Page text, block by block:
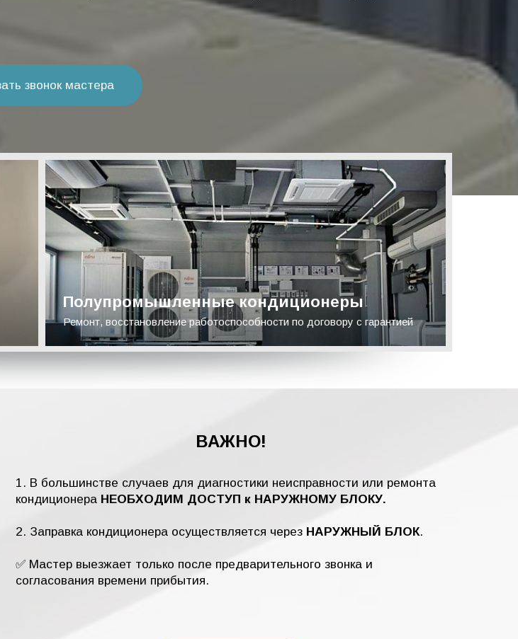
звонок мастера
Полупромышленные кондиционеры
Ремонт, восстановление работоспособности по договору с гарантией
ВАЖНО!
1. В большинстве случаев для диагностики неисправности или ремонта
кондиционера НЕОБХОДИМ ДОСТУП к НАРУЖНОМУ БЛОКУ.
2. Заправка кондиционера осуществляется через НАРУЖНЫЙ БЛОК.
✅ Мастер выезжает только после предварительного звонка и
согласования времени прибытия.